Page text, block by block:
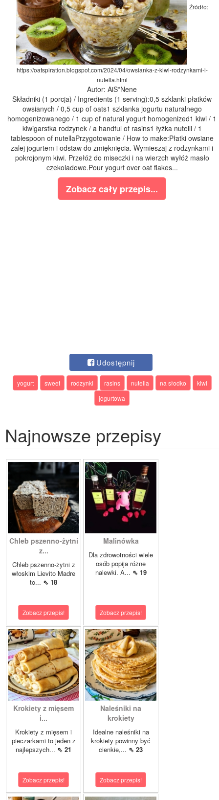
Źródło:
https://oatspiration.blogspot.com/2024/04/owsianka-z-kiwi-rodzynkami-i-
nutella.html
Autor: AiS*Nene
Składniki (1 porcja) / Ingredients (1 serving):0,5 szklanki płatków
owsianych / 0,5 cup of oats1 szklanka jogurtu naturalnego
homogenizowanego / 1 cup of natural yogurt homogenized1 kiwi / 1
kiwigarstka rodzynek / a handful of rasins1 łyżka nutelli / 1
tablespoon of nutellaPrzygotowanie / How to make:Płatki owsiane
zalej jogurtem i odstaw do zmięknięcia. Wymieszaj z rodzynkami i
pokrojonym kiwi. Przełóż do miseczki i na wierzch wyłóż masło
czekoladowe.Pour yogurt over oat flakes...
Zobacz cały przepis...
Udostępnij
yogurt sweet rodzynki rasins nutella na słodko
kiwi
jogurtowa
Najnowsze przepisy
Chleb pszenno-żytni
z...
Chleb pszenno-żytni z
włoskim Lievito Madre
to... ⇖ 18
Zobacz przepis!
Malinówka
Dla zdrowotności wiele
osób popija różne
nalewki. A... ⇖ 19
Zobacz przepis!
Krokiety z mięsem
i...
Krokiety z mięsem i
pieczarkami to jeden z
najlepszych... ⇖ 21
Zobacz przepis!
Naleśniki na
krokiety
Idealne naleśniki na
krokiety powinny być
cienkie,... ⇖ 23
Zobacz przepis!